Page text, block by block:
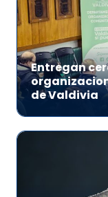
Entregan
de Valdivia